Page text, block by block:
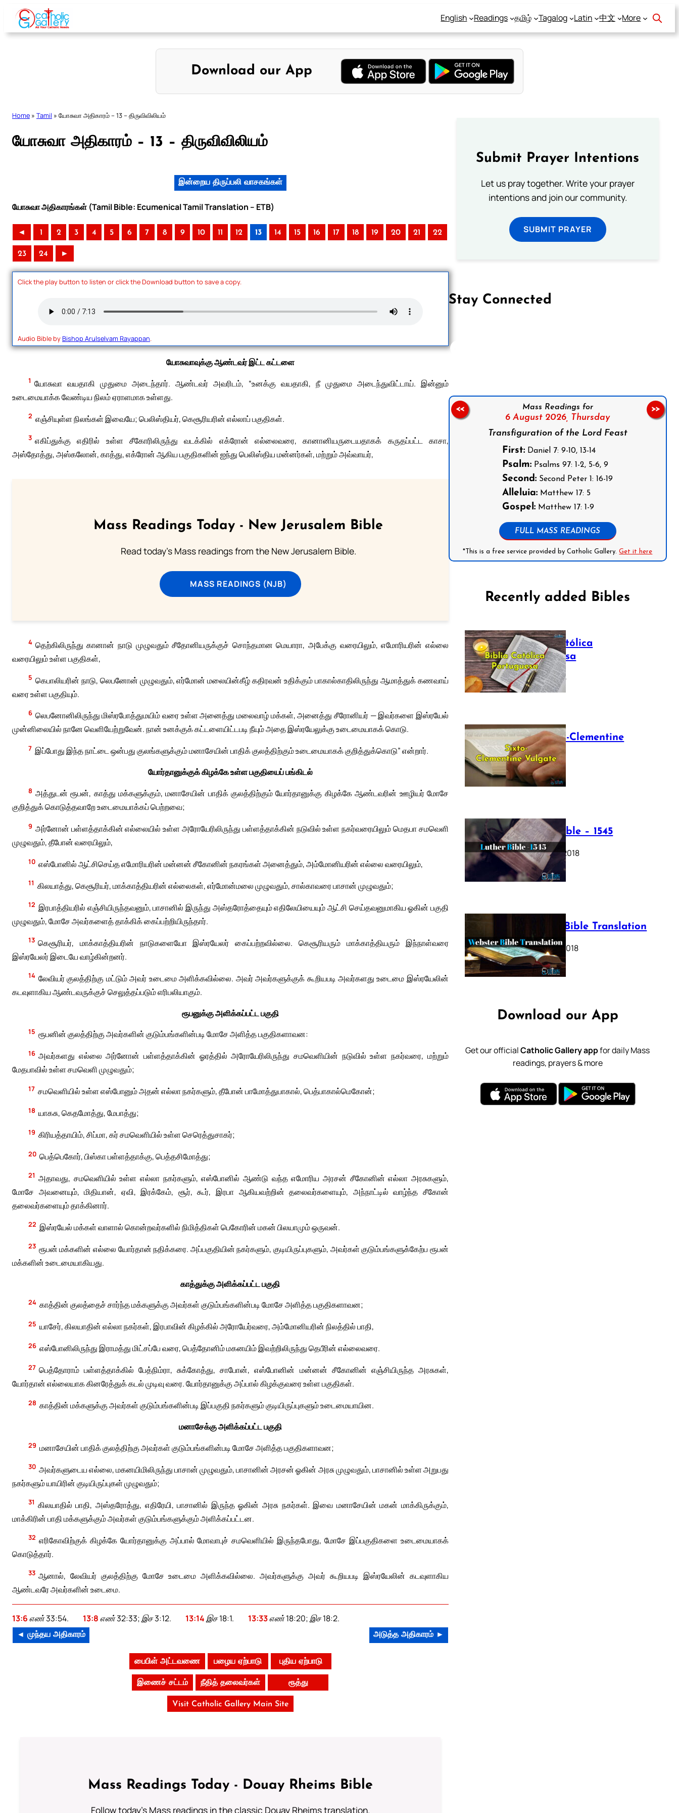
Skip
content
English Readings தமிழ் Tagalog Latin 中文 More
Download our App
Home » Tamil » யோசுவா அதிகாரம் – 13 – திருவிவிலியம்
யோசுவா அதிகாரம் – 13 – திருவிவிலியம்
இன்றைய திருப்பலி வாசகங்கள்
யோசுவா அதிகாரங்கள் (Tamil Bible: Ecumenical Tamil Translation – ETB)
◄ 1 2 3 4 5 6 7 8 9 10 11 12 13 14 15 16 17 18 19 20 21 22
23 24 ►
Click the play button to listen or click the Download button to save a copy.
Audio Bible byBishop Arulselvam Rayappan.
யோசுவாவுக்கு ஆண்டவர் இட்ட கட்டளை
1 யோசுவா வயதாகி முதுமை அடைந்தார். ஆண்டவர் அவரிடம், “உனக்கு வயதாகி, நீ முதுமை அடைந்துவிட்டாய். இன்னும்
உடைமையாக்க வேண்டிய நிலம் ஏராளமாக உள்ளது.
2 எஞ்சியுள்ள நிலங்கள் இவையே; பெலிஸ்தியர், கெசூரியரின் எல்லாப் பகுதிகள்.
3 எகிப்துக்கு எதிரில் உள்ள சீகோரிலிருந்து வடக்கில் எக்ரோன் எல்லைவரை, கானானியருடையதாகக் கருதப்பட்ட காசா,
அஸ்தோத்து, அஸ்கலோன், காத்து, எக்ரோன் ஆகிய பகுதிகளின் ஐந்து பெலிஸ்திய மன்னர்கள், மற்றும் அவ்வாயர்,
Mass Readings Today - New Jerusalem Bible
Read today's Mass readings from the New Jerusalem Bible.
MASS READINGS (NJB)
4 தெற்கிலிருந்து கானான் நாடு முழுவதும் சீதோனியருக்குச் சொந்தமான மெயாரா, அபேக்கு வரையிலும், எமோரியரின் எல்லை
வரையிலும் உள்ள பகுதிகள்,
5 கெபாலியரின் நாடு, லெபனோன் முழுவதும், எர்மோன் மலையின்கீழ் கதிரவன் உதிக்கும் பாகால்காதிலிருந்து ஆமாத்துக் கணவாய்
வரை உள்ள பகுதியும்.
6 லெபனோனிலிருந்து மிஸ்ரபோத்துமயிம் வரை உள்ள அனைத்து மலைவாழ் மக்கள், அனைத்து சீரோனியர் — இவர்களை இஸ்ரயேல்
முன்னிலையில் நானே வெளியேற்றுவேன். நான் உனக்குக் கட்டளையிட்டபடி நீயும் அதை இஸ்ரயேலுக்கு உடைமையாகக் கொடு.
7 இப்போது இந்த நாட்டை ஒன்பது குலங்களுக்கும் மனாசேயின் பாதிக் குலத்திற்கும் உடைமையாகக் குறித்துக்கொடு” என்றார்.
யோர்தானுக்குக் கிழக்கே உள்ள பகுதியைப் பங்கிடல்
8 அத்துடன் ரூபன், காத்து மக்களுக்கும், மனாசேயின் பாதிக் குலத்திற்கும் யோர்தானுக்கு கிழக்கே ஆண்டவரின் ஊழியர் மோசே
குறித்துக் கொடுத்தவாறே உடைமையாக்கப் பெற்றவை;
9 அர்னோன் பள்ளத்தாக்கின் எல்லையில் உள்ள அரோயேரிலிருந்து பள்ளத்தாக்கின் நடுவில் உள்ள நகர்வரையிலும் மெதபா சமவெளி
முழுவதும், தீபோன் வரையிலும்,
10 எஸ்போனில் ஆட்சிசெய்த எமோரியரின் மன்னன் சீகோனின் நகரங்கள் அனைத்தும், அம்மோனியரின் எல்லை வரையிலும்,
11 கிலயாத்து, கெசூரியர், மாக்காத்தியரின் எல்லைகள், எர்மோன்மலை முழுவதும், சால்காவரை பாசான் முழுவதும்;
12 இரபாத்தியரில் எஞ்சியிருந்தவனும், பாசானில் இருந்து அஸ்தரோத்தையும் எதிலேயியையும் ஆட்சி செய்தவனுமாகிய ஓகின் பகுதி
முழுவதும், மோசே அவர்களைத் தாக்கிக் கைப்பற்றியிருந்தார்.
13 கெசூரியர், மாக்காத்தியரின் நாடுகளையோ இஸ்ரயேலர் கைப்பற்றவில்லை. கெசூரியரும் மாக்காத்தியரும் இந்நாள்வரை
இஸ்ரயேலர் இடையே வாழ்கின்றனர்.
14 லேவியர் குலத்திற்கு மட்டும் அவர் உடைமை அளிக்கவில்லை. அவர் அவர்களுக்குக் கூறியபடி அவர்களது உடைமை இஸ்ரயேலின்
கடவுளாகிய ஆண்டவருக்குச் செலுத்தப்படும் எரிபலியாகும்.
ரூபனுக்கு அளிக்கப்பட்ட பகுதி
15 ரூபனின் குலத்திற்கு அவர்களின் குடும்பங்களின்படி மோசே அளித்த பகுதிகளாவன:
16 அவர்களது எல்லை அர்னோன் பள்ளத்தாக்கின் ஓரத்தில் அரோயேரிலிருந்து சமவெளியின் நடுவில் உள்ள நகர்வரை, மற்றும்
மேதபாவில் உள்ள சமவெளி முழுவதும்;
17 சமவெளியில் உள்ள எஸ்போனும் அதன் எல்லா நகர்களும், தீபோன் பாமோத்துபாகால், பெத்பாகால்மெகோன்;
18 யாகசு, கெதமோத்து, மேபாத்து;
19 கிரியத்தாயிம், சிப்மா, கர் சமவெளியில் உள்ள செரெத்துசாகர்;
20 பெத்பெகோர், பிஸ்கா பள்ளத்தாக்கு, பெத்தசிமோத்து;
21 அதாவது, சமவெளியில் உள்ள எல்லா நகர்களும், எஸ்போனில் ஆண்டு வந்த எமோரிய அரசன் சீகோனின் எல்லா அரசுகளும்,
மோசே அவனையும், மிதியான், ஏவி, இரக்கேம், சூர், கூர், இரபா ஆகியவற்றின் தலைவர்களையும், அந்நாட்டில் வாழ்ந்த சீகோன்
தலைவர்களையும் தாக்கினார்.
22 இஸ்ரயேல் மக்கள் வாளால் கொன்றவர்களில் நிமித்திகள் பெகோரின் மகன் பிலயாமும் ஒருவன்.
23 ரூபன் மக்களின் எல்லை யோர்தான் நதிக்கரை. அப்பகுதியின் நகர்களும், குடியிருப்புகளும், அவர்கள் குடும்பங்களுக்கேற்ப ரூபன்
மக்களின் உடைமையாகியது.
காத்துக்கு அளிக்கப்பட்ட பகுதி
24 காத்தின் குலத்தைச் சார்ந்த மக்களுக்கு அவர்கள் குடும்பங்களின்படி மோசே அளித்த பகுதிகளாவன;
25 யாசேர், கிலயாதின் எல்லா நகர்கள், இரபாவின் கிழக்கில் அரோயேர்வரை, அம்மோனியரின் நிலத்தில் பாதி,
26 எஸ்போனிலிருந்து இராமத்து மிட்சப்பே வரை, பெத்தோனிம் மகனயிம் இவற்றிலிருந்து தெபீரின் எல்லைவரை.
27 பெத்தோராம் பள்ளத்தாக்கில் பேத்நிம்ரா, சுக்கோத்து, சாபோன், எஸ்போனின் மன்னன் சீகோனின் எஞ்சியிருந்த அரசுகள்,
யோர்தான் எல்லையாக கினரேத்துக் கடல் முடிவு வரை. யோர்தானுக்கு அப்பால் கிழக்குவரை உள்ள பகுதிகள்.
28 காத்தின் மக்களுக்கு அவர்கள் குடும்பங்களின்படி இப்பகுதி நகர்களும் குடியிருப்புகளும் உடைமையாயின.
மனாசேக்கு அளிக்கப்பட்ட பகுதி
29 மனாசேயின் பாதிக் குலத்திற்கு அவர்கள் குடும்பங்களின்படி மோசே அளித்த பகுதிகளாவன;
30 அவர்களுடைய எல்லை, மகனயிமிலிருந்து பாசான் முழுவதும், பாசானின் அரசன் ஓகின் அரசு முழுவதும், பாசானில் உள்ள அறுபது
நகர்களும் யாயிரின் குடியிருப்புகள் முழுவதும்;
31 கிலயாதில் பாதி, அஸ்தரோத்து, எதிரேயி, பாசானில் இருந்த ஓகின் அரசு நகர்கள். இவை மனாசேயின் மகன் மாக்கிருக்கும்,
மாக்கிரின் பாதி மக்களுக்கும் அவர்கள் குடும்பங்களுக்கும் அளிக்கப்பட்டன.
32 எரிகோவிற்குக் கிழக்கே யோர்தானுக்கு அப்பால் மோவாபுச் சமவெளியில் இருந்தபோது, மோசே இப்பகுதிகளை உடைமையாகக்
கொடுத்தார்.
33 ஆனால், லேவியர் குலத்திற்கு மோசே உடைமை அளிக்கவில்லை. அவர்களுக்கு அவர் கூறியபடி இஸ்ரயேலின் கடவுளாகிய
ஆண்டவரே அவர்களின் உடைமை.
13:6எண் 33:54. 13:8எண் 32:33; இச 3:12. 13:14இச 18:1. 13:33எண் 18:20; இச 18:2.
◄ முந்தய அதிகாரம் அடுத்த அதிகாரம் ►
பைபிள் அட்டவணை பழைய ஏற்பாடு புதிய ஏற்பாடு
இணைச் சட்டம் நீதித் தலைவர்கள் ரூத்து
Visit Catholic Gallery Main Site
Mass Readings Today - Douay Rheims Bible
Follow today's Mass readings in the classic Douay Rheims translation.
Submit Prayer Intentions
Let us pray together. Write your prayer
intentions and join our community.
SUBMIT PRAYER
Stay Connected
Follow us on Facebook
Mass Readings for
6 August 2026, Thursday
Transfiguration of the Lord Feast
First: Daniel 7: 9-10, 13-14
Psalm: Psalms 97: 1-2, 5-6, 9
Second: Second Peter 1: 16-19
Alleluia: Matthew 17: 5
Gospel: Matthew 17: 1-9
FULL MASS READINGS
*This is a free service provided by Catholic Gallery.Get it here
<< >>
Recently added Bibles
Bíblia Católica
Portuguesa
July 16, 2025
The Sixto-Clementine
Vulgate
July 12, 2025
Luther Bible – 1545
October 17, 2018
Webster Bible Translation
October 11, 2018
Download our App
Get our officialCatholic Gallery appfor daily Mass
readings, prayers & more